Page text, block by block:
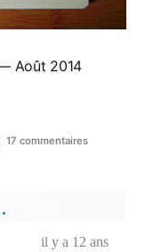
Août 2014
17 commentairessur
blog?
il y a 12 ans